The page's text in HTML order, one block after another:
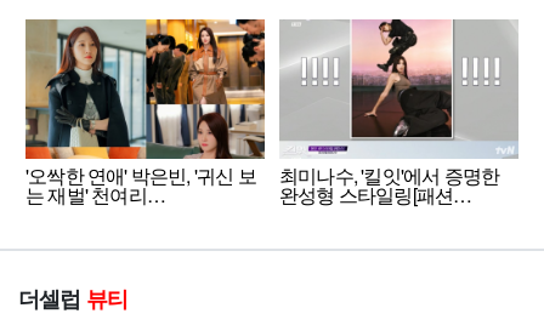
'오싹한 연애' 박은빈, '귀신 보
는 재벌' 천여리…
최미나수, '킬잇'에서 증명한
완성형 스타일링[패션…
더셀럽 뷰티